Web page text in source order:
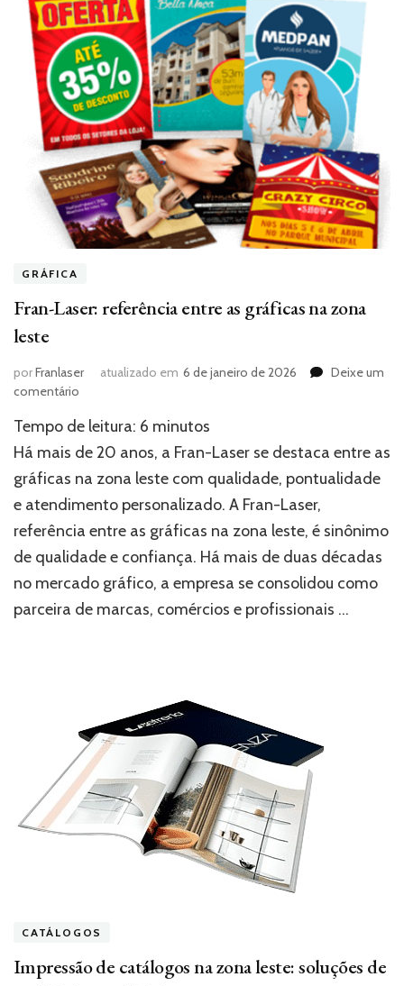
GRÁFICA
Fran-Laser: referência entre as gráficas na zona
leste
porFranlaser atualizado em 6 de janeiro de 2026
Deixe um
comentário
Laser:
referência
as
gráficas
zona
leste
Tempo de leitura: 6 minutos
Há mais de 20 anos, a Fran-Laser se destaca entre as
gráficas na zona leste com qualidade, pontualidade
e atendimento personalizado. A Fran-Laser,
referência entre as gráficas na zona leste, é sinônimo
de qualidade e confiança. Há mais de duas décadas
no mercado gráfico, a empresa se consolidou como
parceira de marcas, comércios e profissionais …
CATÁLOGOS
Impressão de catálogos na zona leste: soluções de